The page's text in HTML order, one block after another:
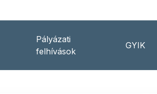
Pályázati
felhívások
GYIK